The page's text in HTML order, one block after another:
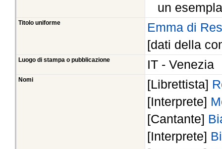
un
Titolo uniforme
Emma di
[dati della
Luogo di stampa o pubblicazione IT - Venezia
Nomi [Librettista]
[Interprete]
[Cantante]
[Interprete]